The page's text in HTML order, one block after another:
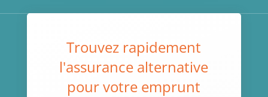
Trouvez rapidement
l'assurance alternative
pour votre emprunt